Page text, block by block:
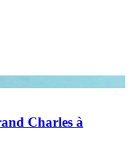
Charles à